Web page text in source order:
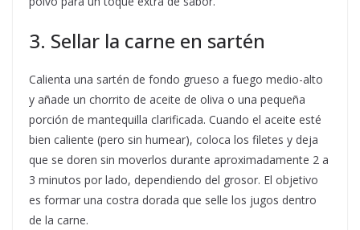
3. Sellar la carne en sartén
Calienta una sartén de fondo grueso a fuego medio-alto
y añade un chorrito de aceite de oliva o una pequeña
porción de mantequilla clarificada. Cuando el aceite esté
bien caliente (pero sin humear), coloca los filetes y deja
que se doren sin moverlos durante aproximadamente 2 a
3 minutos por lado, dependiendo del grosor. El objetivo
es formar una costra dorada que selle los jugos dentro
de la carne.